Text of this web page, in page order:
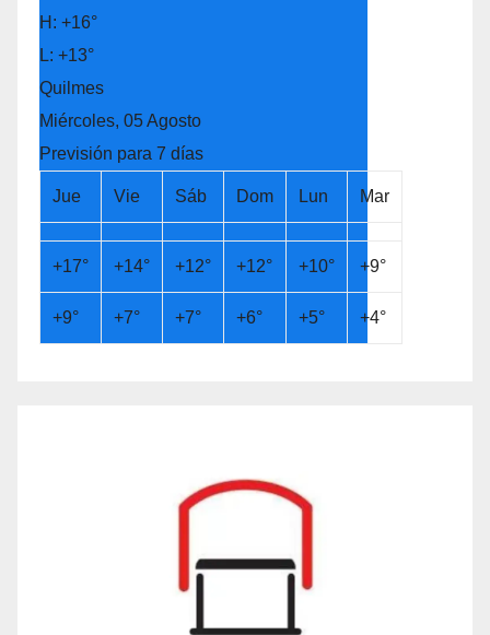
H: +16°
L: +13°
Quilmes
Miércoles, 05 Agosto
Previsión para 7 días
Jue Vie Sáb Dom Lun Mar
+17° +14° +12° +12° +10° +9°
+9° +7° +7° +6° +5° +4°